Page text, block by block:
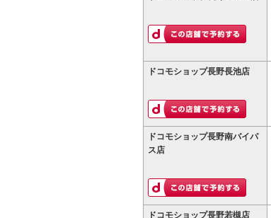
ドコモショップ長野長池店
ドコモショップ長野南バイパ
ス店
ドコモショップ長野若槻店